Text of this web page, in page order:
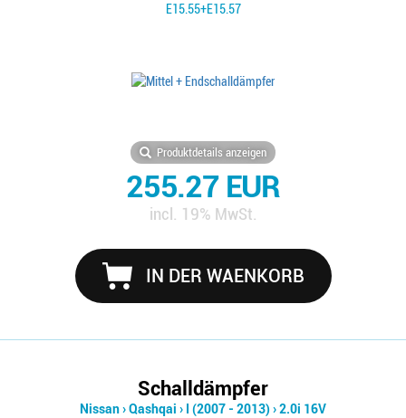
E15.55+E15.57
Produktdetails anzeigen
255.27 EUR
incl. 19% MwSt.
IN DER WAENKORB
Schalldämpfer
Nissan›Qashqai › I (2007 - 2013) ›2.0i 16V